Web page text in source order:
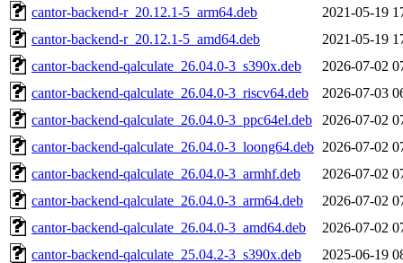
cantor-backend-r_20.12.1-5_arm64.deb
2021-05-19
cantor-backend-r_20.12.1-5_amd64.deb
2021-05-19
cantor-backend-qalculate_26.04.0-3_s390x.deb
2026-07-02
cantor-backend-qalculate_26.04.0-3_riscv64.deb
2026-07-03
cantor-backend-qalculate_26.04.0-3_ppc64el.deb
2026-07-02
cantor-backend-qalculate_26.04.0-3_loong64.deb 2026-07-02
cantor-backend-qalculate_26.04.0-3_armhf.deb
2026-07-02
cantor-backend-qalculate_26.04.0-3_arm64.deb
2026-07-02
cantor-backend-qalculate_26.04.0-3_amd64.deb
2026-07-02
cantor-backend-qalculate_25.04.2-3_s390x.deb
2025-06-19